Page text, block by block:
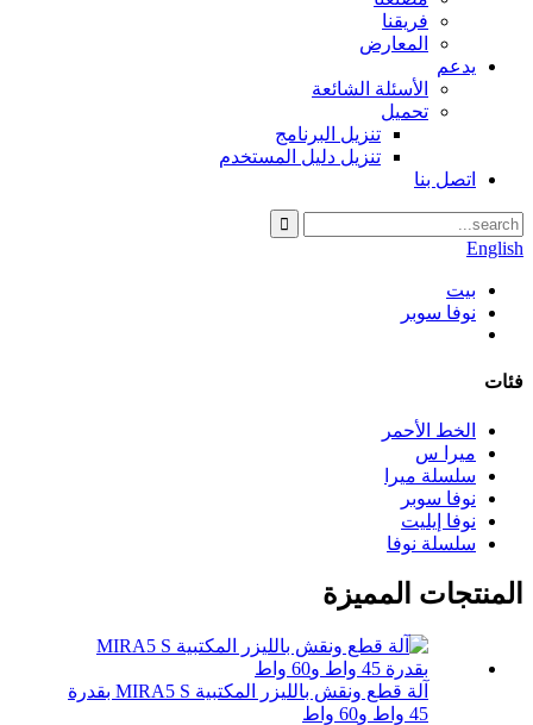
فريقنا
المعارض
يدعم
الأسئلة الشائعة
تحميل
تنزيل البرنامج
تنزيل دليل المستخدم
اتصل بنا
English
بيت
نوفا سوبر
فئات
الخط الأحمر
ميرا س
سلسلة ميرا
نوفا سوبر
نوفا إيليت
سلسلة نوفا
المنتجات المميزة
آلة قطع ونقش بالليزر المكتبية MIRA5 S بقدرة
45 واط و60 واط